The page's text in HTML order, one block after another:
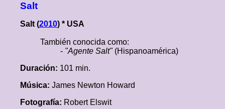
Salt
Salt (2010) * USA
También conocida como:
- "Agente Salt"(Hispanoamérica)
Duración: 101 min.
Música: James Newton Howard
Fotografía: Robert Elswit